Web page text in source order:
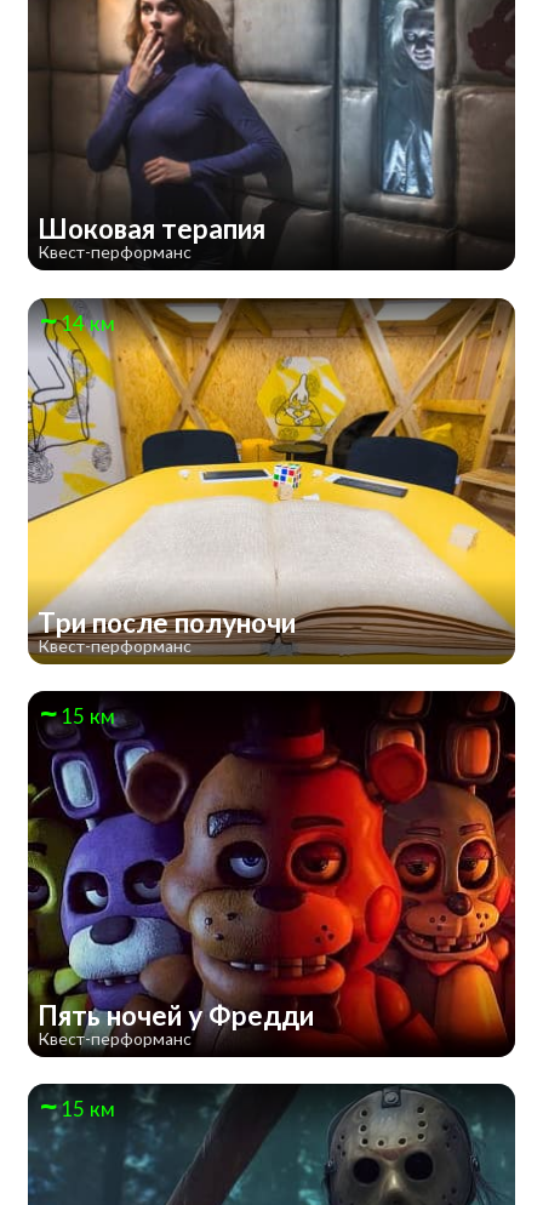
Шоковая терапия
Квест-перформанс
14 км
Три после полуночи
Квест-перформанс
15 км
Пять ночей у Фредди
Квест-перформанс
15 км